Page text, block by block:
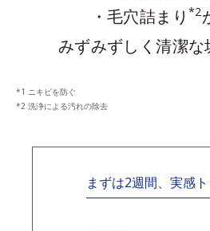
・毛穴詰まり *2
みずみずしく清潔な
ニキビを防ぐ
洗浄による汚れの除去
まずは2週間、実感ト